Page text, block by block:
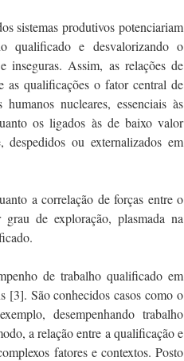
sistemas produtivos potenciariam
qualificado e desvalorizando o
inseguras. Assim, as relações de
as qualificações o fator central de
nucleares, essenciais às
os ligados às de baixo valor
despedidos ou externalizados em
a correlação de forças entre o
de exploração, plasmada na
de trabalho qualificado em
[3]. São conhecidos casos como o
desempenhando trabalho
a relação entre a qualificação e
fatores e contextos. Posto